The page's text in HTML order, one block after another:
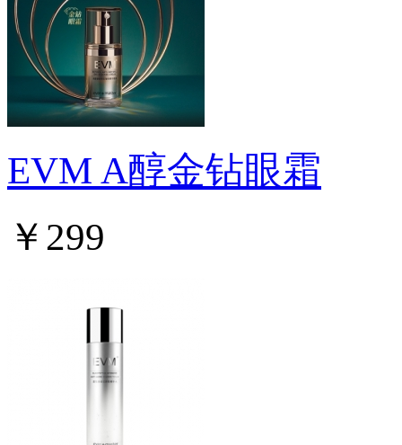
EVM A醇金钻眼霜
￥299